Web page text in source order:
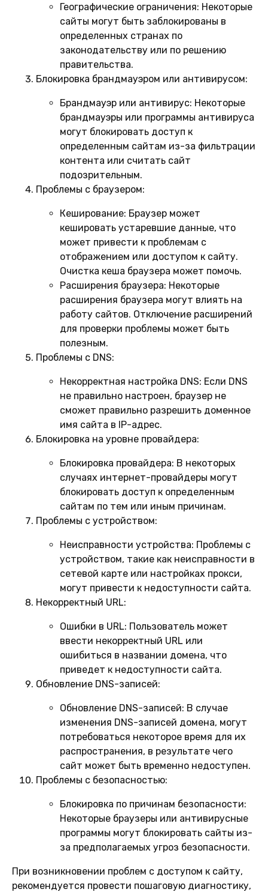
Географические ограничения: Некоторые
сайты могут быть заблокированы в
определенных странах по
законодательству или по решению
правительства.
Блокировка брандмауэром или антивирусом:
Брандмауэр или антивирус: Некоторые
брандмауэры или программы антивируса
могут блокировать доступ к
определенным сайтам из-за фильтрации
контента или считать сайт
подозрительным.
Проблемы с браузером:
Кеширование: Браузер может
кешировать устаревшие данные, что
может привести к проблемам с
отображением или доступом к сайту.
Очистка кеша браузера может помочь.
Расширения браузера: Некоторые
расширения браузера могут влиять на
работу сайтов. Отключение расширений
для проверки проблемы может быть
полезным.
Проблемы с DNS:
Некорректная настройка DNS: Если DNS
не правильно настроен, браузер не
сможет правильно разрешить доменное
имя сайта в IP-адрес.
Блокировка на уровне провайдера:
Блокировка провайдера: В некоторых
случаях интернет-провайдеры могут
блокировать доступ к определенным
сайтам по тем или иным причинам.
Проблемы с устройством:
Неисправности устройства: Проблемы с
устройством, такие как неисправности в
сетевой карте или настройках прокси,
могут привести к недоступности сайта.
Некорректный URL:
Ошибки в URL: Пользователь может
ввести некорректный URL или
ошибиться в названии домена, что
приведет к недоступности сайта.
Обновление DNS-записей:
Обновление DNS-записей: В случае
изменения DNS-записей домена, могут
потребоваться некоторое время для их
распространения, в результате чего
сайт может быть временно недоступен.
Проблемы с безопасностью:
Блокировка по причинам безопасности:
Некоторые браузеры или антивирусные
программы могут блокировать сайты из-
за предполагаемых угроз безопасности.
При возникновении проблем с доступом к сайту,
рекомендуется провести пошаговую диагностику,